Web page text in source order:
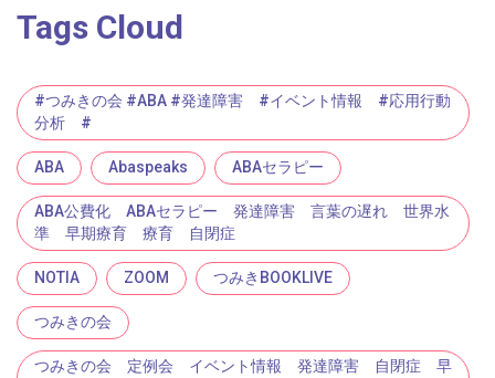
Tags Cloud
#つみきの会 #ABA #発達障害 #イベント情報 #応用行動
分析 #
ABA Abaspeaks ABAセラピー
ABA公費化 ABAセラピー 発達障害 言葉の遅れ 世界水
準 早期療育 療育 自閉症
NOTIA ZOOM つみきBOOKLIVE
つみきの会
つみきの会 定例会 イベント情報 発達障害 自閉症 早